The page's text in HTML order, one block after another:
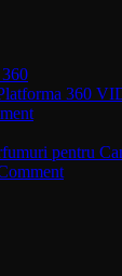
360
pentru